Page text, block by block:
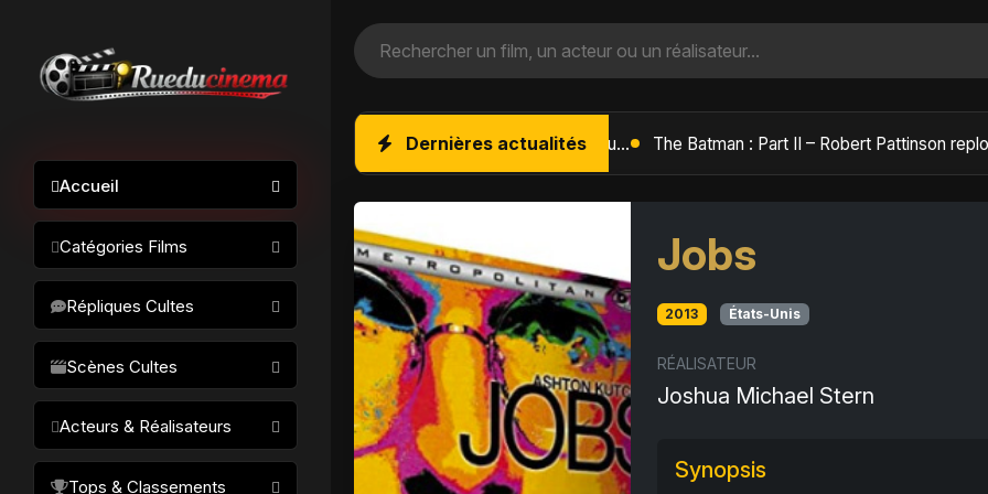
Accueil
Catégories Films
Science-fiction
Drame / Thriller
Comédie/humour
Horreur
Fantastique
Répliques Cultes
Scènes Cultes
Acteurs & Réalisateurs
Tops & Classements
Dernières actualités L'Âge de Glace : Le Réveil du Volcan – Manny, Sid et Diego de retour pour une aventure explosive
Jobs
2013 États-Unis
RÉALISATEUR
Joshua Michael Stern
Synopsis